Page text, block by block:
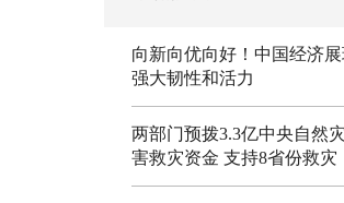
向新向优向好！中国经济
强大韧性和活力
两部门预拨3.3亿中央自然灾
害救灾资金 支持8省份救灾